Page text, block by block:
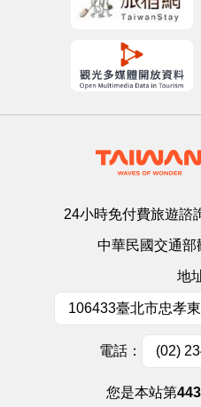
24小時免付費旅遊諮
中華民國交通部
地
106433臺北市忠孝
電話： (02)
您是本站第